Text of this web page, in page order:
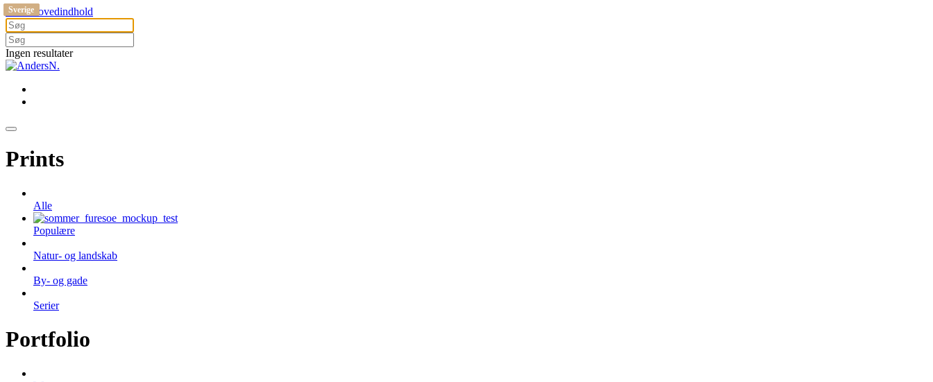
Gå til hovedindhold
Ingen resultater
Prints
Alle
Populære
Natur- og landskab
By- og gade
Serier
Portfolio
Sverige
Sverige
Sverige